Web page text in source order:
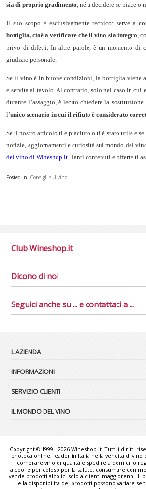
sia di proprio gradimento , né a decidere se piace o
Il suo scopo è esclusivamente tecnico: serve a
bottiglia, cioè a verificare che il vino sia integro ,
privo di difetti. In altre parole, è un momento di
giudizio personale.
Se il vino è in buone condizioni, la bottiglia viene
e servita al tavolo. Al contrario, solo nel caso in cui
durante l’assaggio, è lecito chiedere la
l’unico scenario in cui il rifiuto è considerato
Se il nostro articolo ti è piaciuto o ti è stato utile e se
notizie, aggiornamenti e curiosità sul mondo del
del vino di Wineshop.it . Tanti contenuti e offerte ti
Posted in: Consigli sul vino
Club Wineshop.it
Dicono di noi
Seguici anche su ... e contattaci a ...
L'AZIENDA
INFORMAZIONI
SERVIZIO CLIENTI
IL MONDO DEL VINO
Copyright © 1999 - 2026 Wineshop.it. Tutti i diritti
enoteca online, leader in Italia nella vendita di vino
comprare vino di qualità e spedire a domicilio
alcool è pericoloso per la salute, consumare con
vende prodotti alcolici solo a clienti maggiorenni. Il
e la disponibilità dei prodotti possono variare